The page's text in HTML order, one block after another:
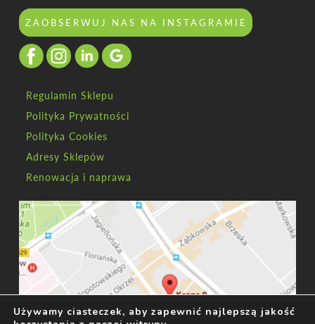
ZAOBSERWUJ NAS NA INSTAGRAMIE
Regulamin Sklepu
Polityka Prywatności
Polityka Cookies
Adresy Sklepów
Renowacja i naprawa
Używamy ciasteczek, aby zapewnić najlepszą jakość